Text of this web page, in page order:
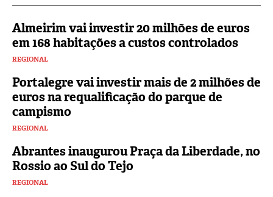
Almeirim vai investir 20 milhões de euros
em 168 habitações a custos controlados
REGIONAL
Portalegre vai investir mais de 2 milhões de
euros na requalificação do parque de
campismo
REGIONAL
Abrantes inaugurou Praça da Liberdade, no
Rossio ao Sul do Tejo
REGIONAL